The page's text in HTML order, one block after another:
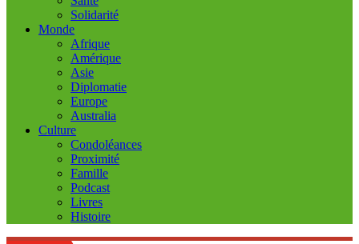
Solidarité
Monde
Afrique
Amérique
Asie
Diplomatie
Europe
Australia
Culture
Condoléances
Proximité
Famille
Podcast
Livres
Histoire